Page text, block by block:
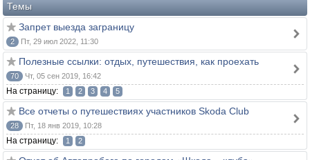
Темы
Запрет выезда заграницу
2 Пт, 29 июл 2022, 11:30
Полезные ссылки: отдых, путешествия, как проехать
70 Чт, 05 сен 2019, 16:42
На страницу: 1 2 3 4 5
Все отчеты о путешествиях участников Skoda Club
28 Пт, 18 янв 2019, 10:28
На страницу: 1 2